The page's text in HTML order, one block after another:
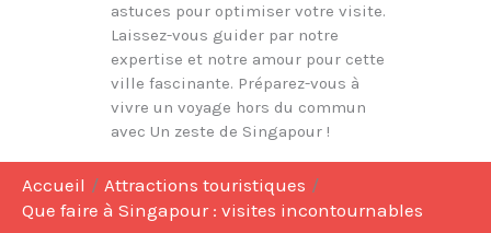
astuces pour optimiser votre visite.
Laissez-vous guider par notre
expertise et notre amour pour cette
ville fascinante. Préparez-vous à
vivre un voyage hors du commun
avec Un zeste de Singapour !
Accueil
Attractions touristiques
Que faire à Singapour : visites incontournables